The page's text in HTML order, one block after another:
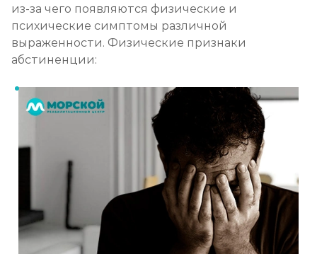
из-за чего появляются физические и
психические симптомы различной
выраженности. Физические признаки
абстиненции: